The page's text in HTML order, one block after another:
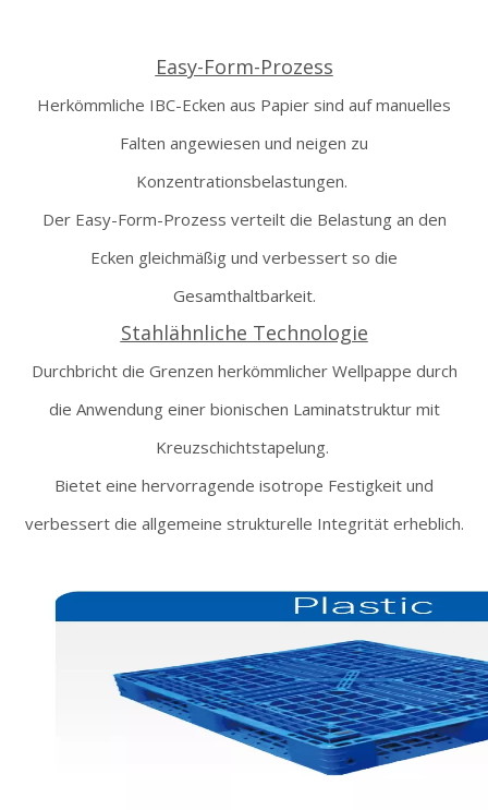
Easy-Form-Prozess
Herkömmliche IBC-Ecken aus Papier sind auf manuelles
Falten angewiesen und neigen zu
Konzentrationsbelastungen.
Der Easy-Form-Prozess verteilt die Belastung an den
Ecken gleichmäßig und verbessert so die
Gesamthaltbarkeit.
Stahlähnliche Technologie
Durchbricht die Grenzen herkömmlicher Wellpappe durch
die Anwendung einer bionischen Laminatstruktur mit
Kreuzschichtstapelung.
Bietet eine hervorragende isotrope Festigkeit und
verbessert die allgemeine strukturelle Integrität erheblich.